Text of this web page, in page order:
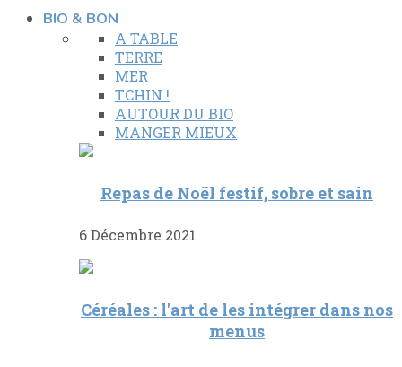
BIO & BON
A TABLE
TERRE
MER
TCHIN !
AUTOUR DU BIO
MANGER MIEUX
Repas de Noël festif, sobre et sain
6 Décembre 2021
Céréales : l'art de les intégrer dans nos
menus